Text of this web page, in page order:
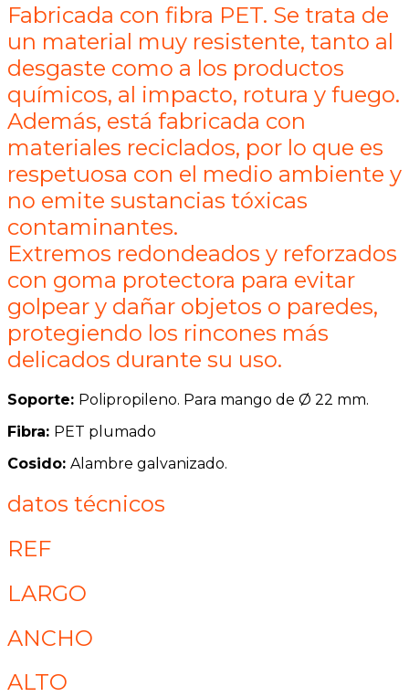
Fabricada con fibra PET. Se trata de
un material muy resistente, tanto al
desgaste como a los productos
químicos, al impacto, rotura y fuego.
Además, está fabricada con
materiales reciclados, por lo que es
respetuosa con el medio ambiente y
no emite sustancias tóxicas
contaminantes.
Extremos redondeados y reforzados
con goma protectora para evitar
golpear y dañar objetos o paredes,
protegiendo los rincones más
delicados durante su uso.
Soporte: Polipropileno. Para mango de Ø 22 mm.
Fibra: PET plumado
Cosido: Alambre galvanizado.
datos técnicos
REF
LARGO
ANCHO
ALTO